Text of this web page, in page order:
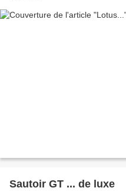
Sautoir GT ... de luxe